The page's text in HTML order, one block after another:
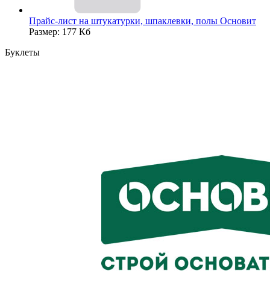
Прайс-лист на штукатурки, шпаклевки, полы Основит
Размер: 177 Кб
Буклеты